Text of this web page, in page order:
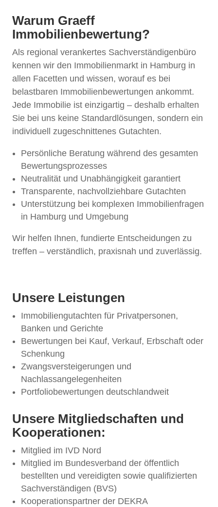
Warum Graeff
Immobilienbewertung?
Als regional verankertes Sachverständigenbüro
kennen wir den Immobilienmarkt in Hamburg in
allen Facetten und wissen, worauf es bei
belastbaren Immobilienbewertungen ankommt.
Jede Immobilie ist einzigartig – deshalb erhalten
Sie bei uns keine Standardlösungen, sondern ein
individuell zugeschnittenes Gutachten.
Persönliche Beratung während des gesamten
Bewertungsprozesses
Neutralität und Unabhängigkeit garantiert
Transparente, nachvollziehbare Gutachten
Unterstützung bei komplexen Immobilienfragen
in Hamburg und Umgebung
Wir helfen Ihnen, fundierte Entscheidungen zu
treffen – verständlich, praxisnah und zuverlässig.
Unsere Leistungen
Immobiliengutachten für Privatpersonen,
Banken und Gerichte
Bewertungen bei Kauf, Verkauf, Erbschaft oder
Schenkung
Zwangsversteigerungen und
Nachlassangelegenheiten
Portfoliobewertungen deutschlandweit
Unsere Mitgliedschaften und
Kooperationen:
Mitglied im IVD Nord
Mitglied im Bundesverband der öffentlich
bestellten und vereidigten sowie qualifizierten
Sachverständigen (BVS)
Kooperationspartner der DEKRA